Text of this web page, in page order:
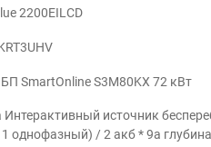
2200EILCD
SmartOnline S3M80KX 72 кВт
Интерактивный источник
однофазный) / 2 акб * 9a